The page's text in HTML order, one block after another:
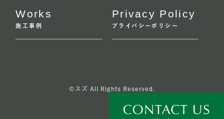
Works
施工事例
Privacy Policy
プライバシーポリシー
©スズ All Rights Reserved.